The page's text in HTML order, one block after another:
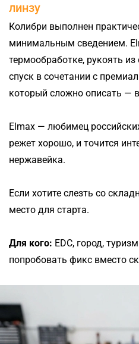
линзу
Колибри выполнен
минимальным сведением.
термообработке, рукоять
спуск в сочетании с
который сложно описать —
Elmax — любимец
режет хорошо, и точится
нержавейка.
Если хотите слезть со
место для старта.
Для кого: EDC, город,
попробовать фикс вместо